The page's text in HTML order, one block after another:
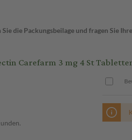
die Packungsbeilage und fragen Sie
Carefarm 3 mg 4 St